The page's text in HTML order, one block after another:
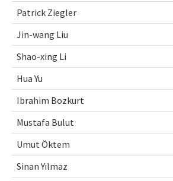
Patrick Ziegler
Jin-wang Liu
Shao-xing Li
Hua Yu
Ibrahim Bozkurt
Mustafa Bulut
Umut Öktem
Sinan Yılmaz